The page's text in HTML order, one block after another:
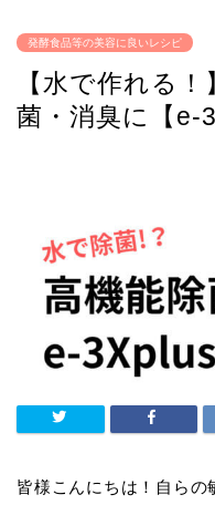
発酵食品等の美容に良いレシピ
【水で作れる
菌・消臭に【e-
皆様こんにちは！自らの